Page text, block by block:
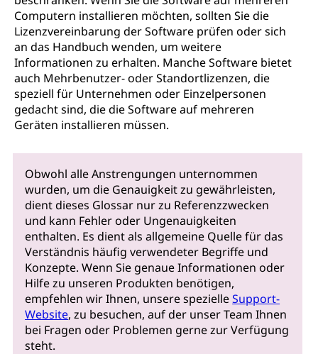
Computern installieren möchten, sollten Sie die
Lizenzvereinbarung der Software prüfen oder sich
an das Handbuch wenden, um weitere
Informationen zu erhalten. Manche Software bietet
auch Mehrbenutzer- oder Standortlizenzen, die
speziell für Unternehmen oder Einzelpersonen
gedacht sind, die die Software auf mehreren
Geräten installieren müssen.
Obwohl alle Anstrengungen unternommen
wurden, um die Genauigkeit zu gewährleisten,
dient dieses Glossar nur zu Referenzzwecken
und kann Fehler oder Ungenauigkeiten
enthalten. Es dient als allgemeine Quelle für das
Verständnis häufig verwendeter Begriffe und
Konzepte. Wenn Sie genaue Informationen oder
Hilfe zu unseren Produkten benötigen,
empfehlen wir Ihnen, unsere spezielleSupport-
Website, zu besuchen, auf der unser Team Ihnen
bei Fragen oder Problemen gerne zur Verfügung
steht.